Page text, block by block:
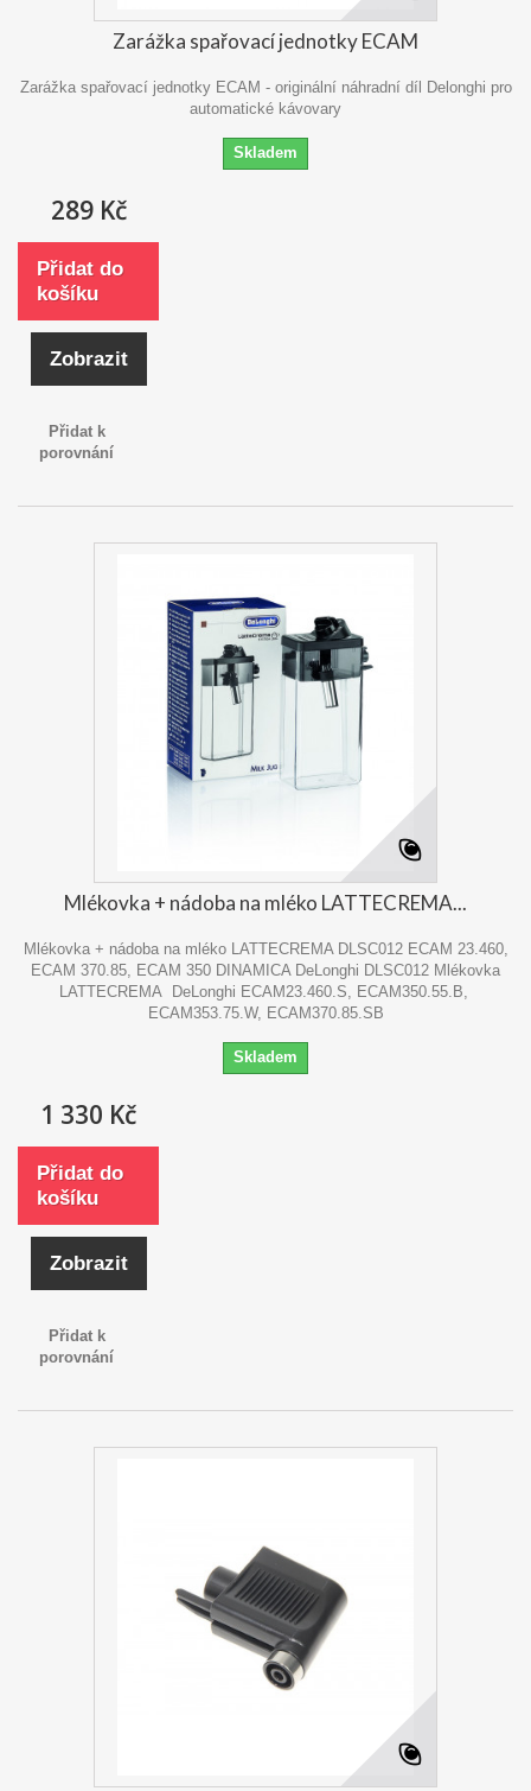
Zarážka spařovací jednotky ECAM
Zarážka spařovací jednotky ECAM - originální náhradní díl Delonghi pro
automatické kávovary
Skladem
289 Kč
Přidat do
košíku
Zobrazit
Přidat k
porovnání
Mlékovka + nádoba na mléko LATTECREMA...
Mlékovka + nádoba na mléko LATTECREMA DLSC012 ECAM 23.460,
ECAM 370.85, ECAM 350 DINAMICA DeLonghi DLSC012 Mlékovka
LATTECREMA DeLonghi ECAM23.460.S, ECAM350.55.B,
ECAM353.75.W, ECAM370.85.SB
Skladem
1 330 Kč
Přidat do
košíku
Zobrazit
Přidat k
porovnání